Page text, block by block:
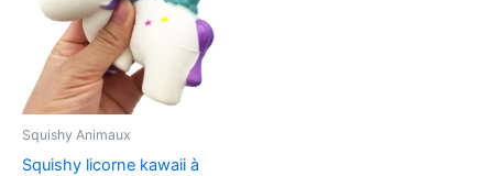
Squishy Animaux
Squishy licorne kawaii à